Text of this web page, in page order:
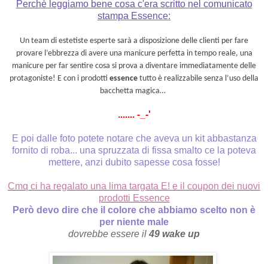
Perchè leggiamo bene cosa c'era scritto nel comunicato
stampa Essence:
Un team di estetiste esperte sarà a disposizione delle clienti per fare
provare l’ebbrezza di avere una manicure perfetta in tempo reale, una
manicure per far sentire cosa si prova a diventare immediatamente delle
protagoniste! E con i prodotti essence tutto è realizzabile senza l’uso della
bacchetta magica…
....... -_-'
E poi dalle foto potete notare che aveva un kit abbastanza
fornito di roba... una spruzzata di fissa smalto ce la poteva
mettere, anzi dubito sapesse cosa fosse!
Cmq ci ha regalato una lima targata E! e il coupon dei nuovi
prodotti Essence
Però devo dire che il colore che abbiamo scelto non è
per niente male
dovrebbe essere il 49 wake up